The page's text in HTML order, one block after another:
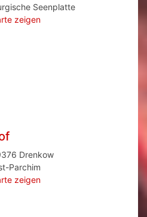
Seenplatte
zeigen
Drenkow
Parchim
zeigen